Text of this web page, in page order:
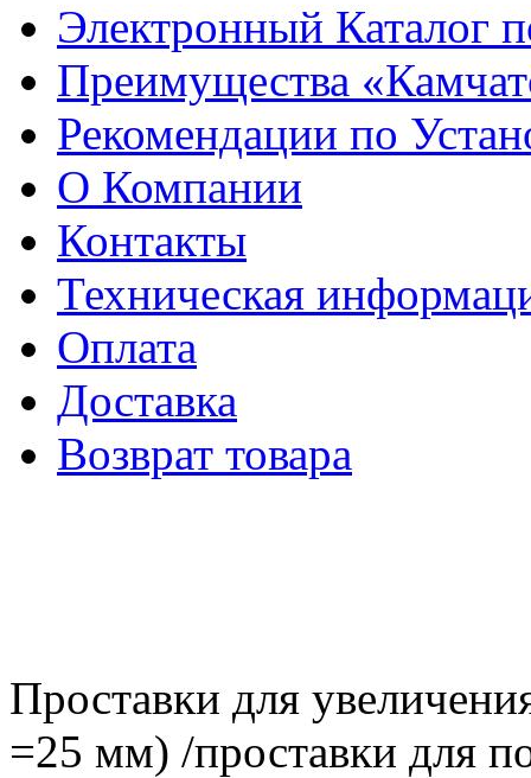
Электронный Каталог
Преимущества
Рекомендации по
О Компании
Контакты
Техническая
Оплата
Доставка
Возврат товара
Проставки для
=25 мм) /проставки для